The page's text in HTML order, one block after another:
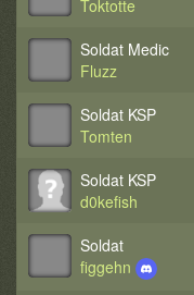
Toktotte
Soldat Medic
Fluzz
Soldat KSP
Tomten
Soldat KSP
d0kefish
Soldat
figgehn